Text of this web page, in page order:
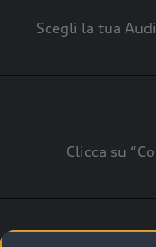
Scegli la tua
Clicca su